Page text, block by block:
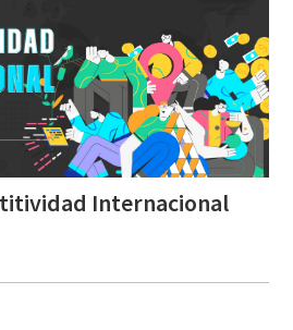
Internacional